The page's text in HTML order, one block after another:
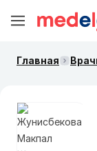
Главная